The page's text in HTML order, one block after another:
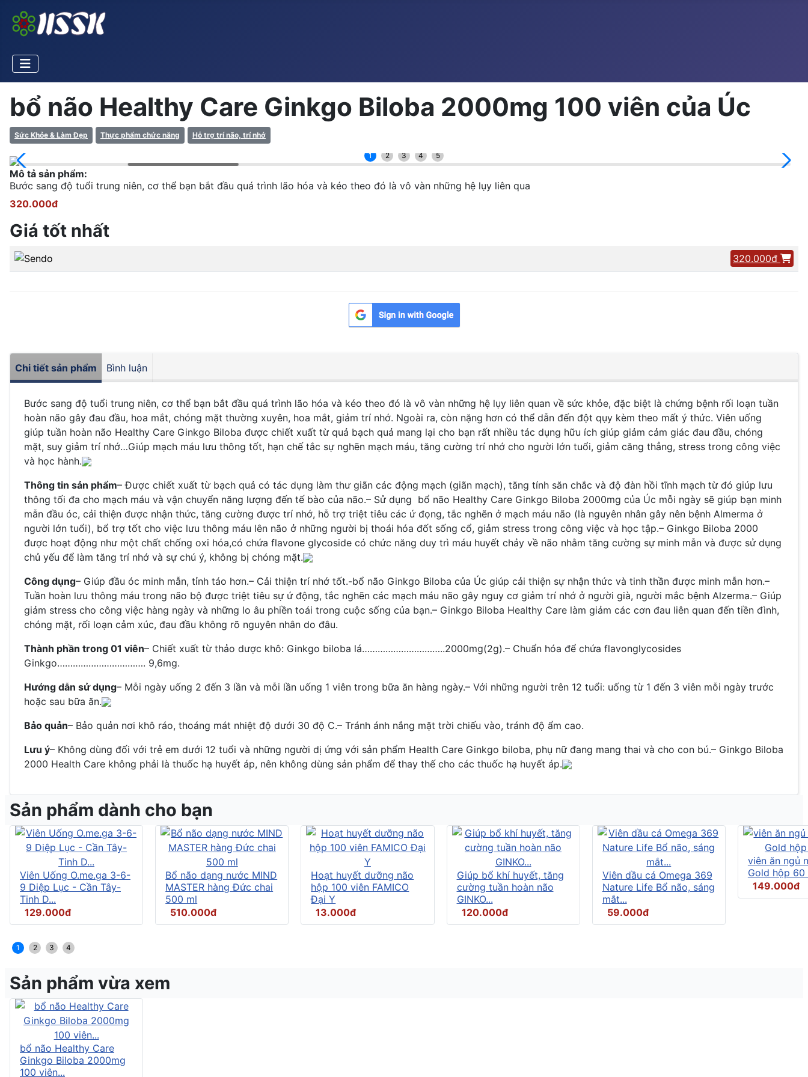
bổ não Healthy Care Ginkgo Biloba 2000mg 100 viên của Úc
Sức Khỏe & Làm Đẹp Thực phẩm chức năng Hỗ trợ trí não, trí nhớ
1 2 3 4 5
Mô tả sản phẩm:
Bước sang độ tuổi trung niên, cơ thể bạn bắt đầu quá trình lão hóa và kéo theo đó là vô vàn những hệ lụy liên qua
320.000đ
Giá tốt nhất
320.000đ
Chi tiết sản phẩm Bình luận
Bước sang độ tuổi trung niên, cơ thể bạn bắt đầu quá trình lão hóa và kéo theo đó là vô vàn những hệ lụy liên quan về sức khỏe, đặc biệt là chứng bệnh rối loạn tuần
hoàn não gây đau đầu, hoa mắt, chóng mặt thường xuyên, hoa mắt, giảm trí nhớ. Ngoài ra, còn nặng hơn có thể dẫn đến đột qụy kèm theo mất ý thức. Viên uống
giúp tuần hoàn não Healthy Care Ginkgo Biloba được chiết xuất từ quả bạch quả mang lại cho bạn rất nhiều tác dụng hữu ích giúp giảm cảm giác đau đầu, chóng
mặt, suy giảm trí nhớ…Giúp mạch máu lưu thông tốt, hạn chế tắc sự nghẽn mạch máu, tăng cường trí nhớ cho người lớn tuổi, giảm căng thẳng, stress trong công việc
và học hành.
Thông tin sản phẩm– Được chiết xuất từ bạch quả có tác dụng làm thư giãn các động mạch (giãn mạch), tăng tính săn chắc và độ đàn hồi tĩnh mạch từ đó giúp lưu
thông tối đa cho mạch máu và vận chuyển năng lượng đến tế bào của não.– Sử dụng bổ não Healthy Care Ginkgo Biloba 2000mg của Úc mỗi ngày sẽ giúp bạn minh
mẫn đầu óc, cải thiện được nhận thức, tăng cường được trí nhớ, hỗ trợ triệt tiêu các ứ đọng, tắc nghẽn ở mạch máu não (là nguyên nhân gây nên bệnh Almerma ở
người lớn tuổi), bổ trợ tốt cho việc lưu thông máu lên não ở những người bị thoái hóa đốt sống cổ, giảm stress trong công việc và học tập.– Ginkgo Biloba 2000
được hoạt động như một chất chống oxi hóa,có chứa flavone glycoside có chức năng duy trì máu huyết chảy về não nhằm tăng cường sự minh mẫn và được sử dụng
chủ yếu để làm tăng trí nhớ và sự chú ý, không bị chóng mặt.
Công dụng– Giúp đầu óc minh mẫn, tỉnh táo hơn.– Cải thiện trí nhớ tốt.-bổ não Ginkgo Biloba của Úc giúp cải thiện sự nhận thức và tinh thần được minh mẫn hơn.–
Tuần hoàn lưu thông máu trong não bộ được triệt tiêu sự ứ động, tắc nghẽn các mạch máu não gây nguy cơ giảm trí nhớ ở người già, người mắc bệnh Alzerma.– Giúp
giảm stress cho công việc hàng ngày và những lo âu phiền toái trong cuộc sống của bạn.– Ginkgo Biloba Healthy Care làm giảm các cơn đau liên quan đến tiền đình,
chóng mặt, rối loạn cảm xúc, đau đầu không rõ nguyên nhân do đâu.
Thành phần trong 01 viên– Chiết xuất từ thảo dược khô: Ginkgo biloba lá…………………………..2000mg(2g).– Chuẩn hóa để chứa flavonglycosides
Ginkgo……………………………. 9,6mg.
Hướng dẫn sử dụng– Mỗi ngày uống 2 đến 3 lần và mỗi lần uống 1 viên trong bữa ăn hàng ngày.– Với những người trên 12 tuổi: uống từ 1 đến 3 viên mỗi ngày trước
hoặc sau bữa ăn.
Bảo quản– Bảo quản nơi khô ráo, thoáng mát nhiệt độ dưới 30 độ C.– Tránh ánh nắng mặt trời chiếu vào, tránh độ ẩm cao.
Lưu ý– Không dùng đối với trẻ em dưới 12 tuổi và những người dị ứng với sản phẩm Health Care Ginkgo biloba, phụ nữ đang mang thai và cho con bú.– Ginkgo Biloba
2000 Health Care không phải là thuốc hạ huyết áp, nên không dùng sản phẩm để thay thế cho các thuốc hạ huyết áp.
Sản phẩm dành cho bạn
Viên Uống O.me.ga 3-6-
9 Diệp Lục - Cần Tây-
Tinh D...
129.000đ
Bổ não dạng nước MIND
MASTER hàng Đức chai
500 ml
510.000đ
Hoạt huyết dưỡng não
hộp 100 viên FAMICO
Đại Y
13.000đ
Giúp bổ khí huyết, tăng
cường tuần hoàn não
GINKO...
120.000đ
Viên dầu cá Omega 369
Nature Life Bổ não, sáng
mắt...
59.000đ
viên ăn ngủ
Gold hộp 60
149.000đ
1 2 3 4
Sản phẩm vừa xem
bổ não Healthy Care
Ginkgo Biloba 2000mg
100 viên...